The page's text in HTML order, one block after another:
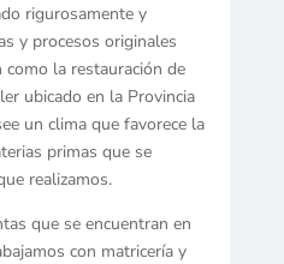
rigurosamente y
y procesos originales
la restauración de
ubicado en la Provincia
un clima que favorece la
primas que se
realizamos.
que se encuentran en
con matricería y